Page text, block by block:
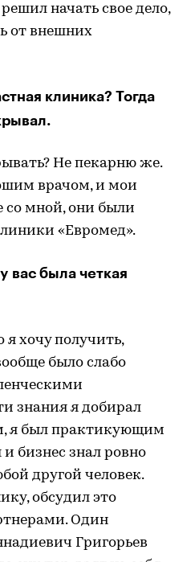
начать свое дело,
от внешних
клиника? Тогда
Не пекарню же.
врачом, и мои
со мной, они были
«Евромед».
вас была четкая
хочу получить,
было слабо
знания я добирал
я был практикующим
бизнес знал ровно
другой человек.
обсудил это
Один
Григорьев